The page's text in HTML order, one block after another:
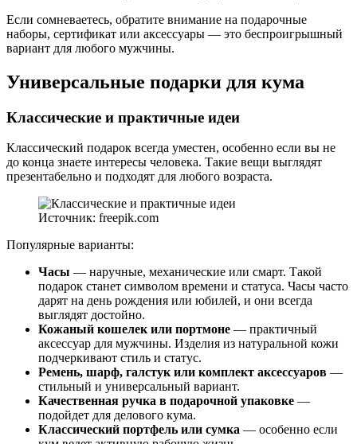
Если сомневаетесь, обратите внимание на подарочные
наборы, сертификат или аксессуары — это беспроигрышный
вариант для любого мужчины.
Универсальные подарки для кума
Классические и практичные идеи
Классический подарок всегда уместен, особенно если вы не
до конца знаете интересы человека. Такие вещи выглядят
презентабельно и подходят для любого возраста.
Источник: freepik.com
Популярные варианты:
Часы — наручные, механические или смарт. Такой
подарок станет символом времени и статуса. Часы часто
дарят на день рождения или юбилей, и они всегда
выглядят достойно.
Кожаный кошелек или портмоне — практичный
аксессуар для мужчины. Изделия из натуральной кожи
подчеркивают стиль и статус.
Ремень, шарф, галстук или комплект аксессуаров —
стильный и универсальный вариант.
Качественная ручка в подарочной упаковке —
подойдет для делового кума.
Классический портфель или сумка — особенно если